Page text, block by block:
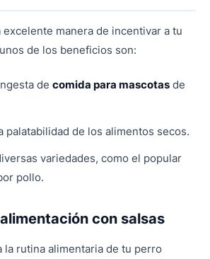
excelente manera de incentivar a tu
de los beneficios son:
de comida para mascotas de
palatabilidad de los alimentos secos.
variedades, como el popular
pollo.
con salsas
la rutina alimentaria de tu perro